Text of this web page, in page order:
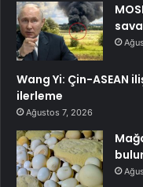
Wang Yi: Çin-ASEAN
ilerleme
Ağustos 7, 2026